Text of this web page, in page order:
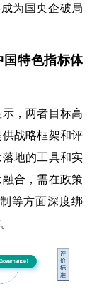
为国央企破局
国特色指标体
，两者目标高
战略框架和评
地的工具和实
合，需在政策
等方面深度绑